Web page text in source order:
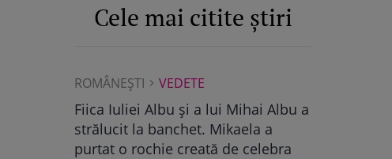
Cele mai citite știri
ROMÂNEŞTI VEDETE
Maya Castellano, show cu trupa de
dans. Cum și-a surprins Antonia
fiica: „Atât de mândră”